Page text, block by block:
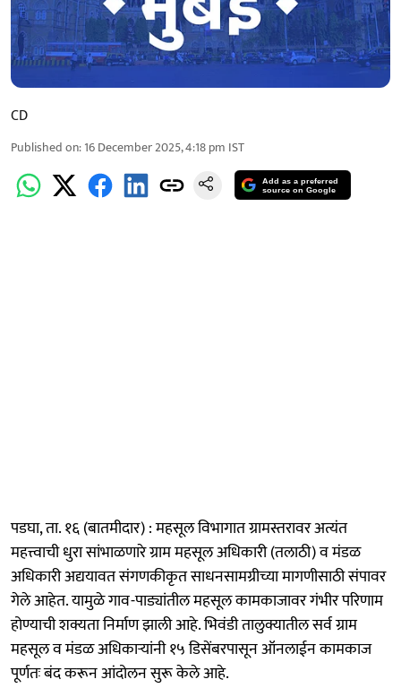
CD
Published on:16 December 2025, 4:18 pm IST
Add as a preferred
source on Google
पडघा, ता. १६ (बातमीदार) : महसूल विभागात ग्रामस्तरावर अत्यंत
महत्त्वाची धुरा सांभाळणारे ग्राम महसूल अधिकारी (तलाठी) व मंडळ
अधिकारी अद्ययावत संगणकीकृत साधनसामग्रीच्या मागणीसाठी संपावर
गेले आहेत. यामुळे गाव-पाड्यांतील महसूल कामकाजावर गंभीर परिणाम
होण्याची शक्यता निर्माण झाली आहे. भिवंडी तालुक्यातील सर्व ग्राम
महसूल व मंडळ अधिकाऱ्यांनी १५ डिसेंबरपासून ऑनलाईन कामकाज
पूर्णतः बंद करून आंदोलन सुरू केले आहे.